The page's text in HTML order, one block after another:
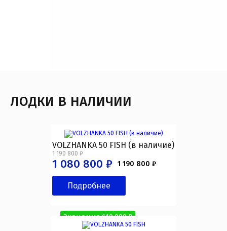
ЛОДКИ В НАЛИЧИИ
VOLZHANKA 50 FISH (в наличие)
1 190 800 ₽
1 190 800 ₽
1 080 800 ₽
Экономия 110 000 ₽
Подробнее